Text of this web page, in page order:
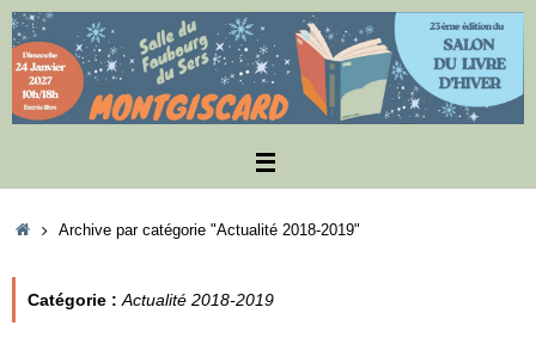
Passer
au
contenu
Accueil
Archive par catégorie "Actualité 2018-2019"
Catégorie : Actualité 2018-2019